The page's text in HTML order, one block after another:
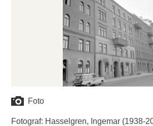
Foto
Fotograf: Hasselgren, Ingemar (1938-